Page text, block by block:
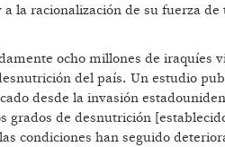
la racionalización de su fuerza de
ocho millones de iraquíes
del país. Un estudio
desde la invasión
grados de desnutrición
condiciones han seguido